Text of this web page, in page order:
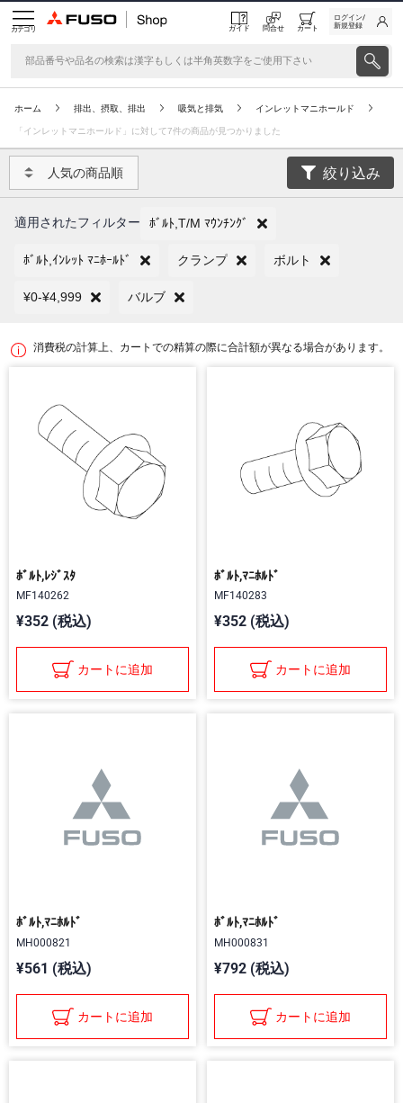
カテゴリ ガイド 問合せ カート
ログイン/
新規登録
ホーム 排出、摂取、排出 吸気と排気 インレットマニホールド
「インレットマニホールド」に対して7件の商品が見つかりました
人気の商品順 絞り込み
適用されたフィルター ﾎﾞﾙﾄ,T/M ﾏｳﾝﾁﾝｸﾞ
ﾎﾞﾙﾄ,ｲﾝﾚｯﾄ ﾏﾆﾎｰﾙﾄﾞ クランプ ボルト
¥0-¥4,999 バルブ
消費税の計算上、カートでの精算の際に合計額が異なる場合があります。
ﾎﾞﾙﾄ,ﾚｼﾞｽﾀ
MF140262
¥352 (税込)
カートに追加
ﾎﾞﾙﾄ,ﾏﾆﾎﾙﾄﾞ
MF140283
¥352 (税込)
カートに追加
ﾎﾞﾙﾄ,ﾏﾆﾎﾙﾄﾞ
MH000821
¥561 (税込)
カートに追加
ﾎﾞﾙﾄ,ﾏﾆﾎﾙﾄﾞ
MH000831
¥792 (税込)
カートに追加